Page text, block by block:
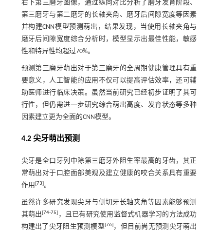
右下第三磨牙图像，通过纵向对比分析了磨牙发育阶段、
第三磨牙与第二磨牙的长轴夹角、磨牙后间隙宽度等因素
并构建CNN模型预测萌出，结果发现，当使用长轴夹角与
磨牙后间隙宽度综合分析时，模型显示出最佳性能，敏感
性和特异性均超过70%。
预测第三磨牙萌出对于第三磨牙的全周期健康管理具有重
要意义，人工智能的应用不仅可以提高评估效率，还可辅
助医师进行临床决策。虽然当前研究已经初步证明了其可
行性，但仍需进一步研究综合萌出高度、发育状态等多种
因素建立更为全面的CNN模型。
4.2 尖牙萌出预测
尖牙是全口牙列中除第三磨牙外阻生率最高的牙齿，其正
常萌出对于口腔面部美观及建立健康的咬合关系具有重要
作用 [73]。
虽然许多研究发现尖牙与侧切牙长轴夹角等因素能够预测
其萌出[74-75] ，且已有研究使用监督式机器学习的方法成功
构建出了尖牙阻生预测模型[76] ，但目前尚无预测尖牙萌出